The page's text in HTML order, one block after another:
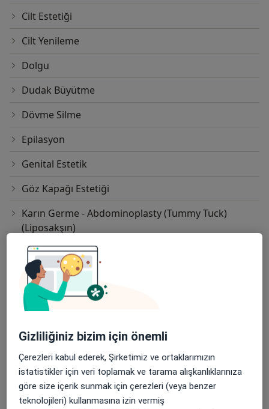
Cilt Estetiği
Cilt Yenileme
Dolgu
Dudak Büyütme
Dövme Silme
Epilasyon
Genital Estetik
Göz Kapağı Estetiği
Karın Germe - Abdominoplasty (Tummy Tuck)
(Liposakşın)
Kaş Estetiği
Kaş Kaldırma
Kozmetik Cerrahi
Lazer Lipoliz
Lazer Liposuction
Lipoplasti
Gizliliğiniz bizim için önemli
Çerezleri kabul ederek, Şirketimiz ve ortaklarımızın
istatistikler için veri toplamak ve tarama alışkanlıklarınıza
göre size içerik sunmak için çerezleri (veya benzer
teknolojileri) kullanmasına izin vermiş